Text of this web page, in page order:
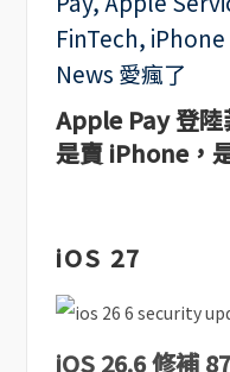
Apple Pay 登
是賣 iPhone，
iOS 27
iOS 26.6 修補